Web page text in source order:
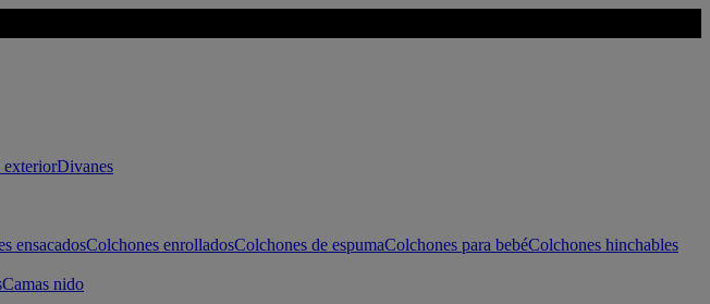
exteriorDivanes
ensacadosColchones enrolladosColchones de espumaColchones para bebéColchones hinchables
Camas nido